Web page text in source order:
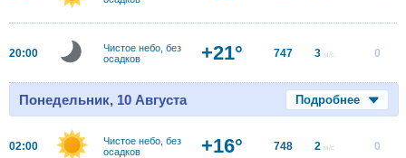
20:00
Чистое небо, без
осадков
+21° 747 3 м/с 0
Понедельник, 10 Августа Подробнее
02:00
Чистое небо, без
осадков
+16° 748 2 м/с 0